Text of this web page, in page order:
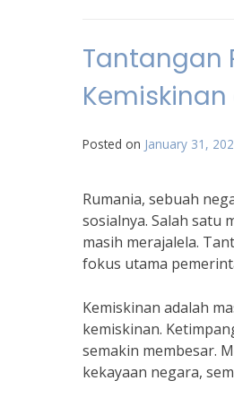
Tantangan
Posted on January 31,
Rumania, sebuah
sosialnya. Salah satu
masih merajalela.
fokus utama
Kemiskinan adalah
kemiskinan.
semakin membesar.
kekayaan negara,